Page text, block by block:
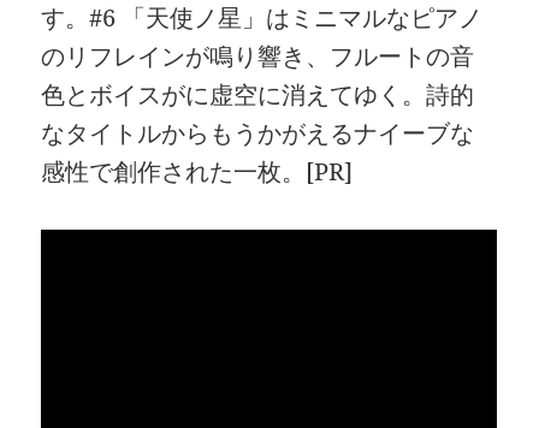
す。#6 「天使ノ星」はミニマルなピアノ
のリフレインが鳴り響き、フルートの音
色とボイスがに虚空に消えてゆく。詩的
なタイトルからもうかがえるナイーブな
感性で創作された一枚。[PR]